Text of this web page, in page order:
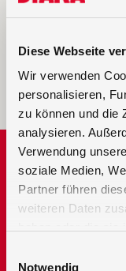
Diese Webseite
Wir verwenden
personalisieren,
zu können und die
analysieren.
Verwendung
soziale Medien,
Partner führen
weiteren Daten
Notwendig
Folgen
auf Facebook